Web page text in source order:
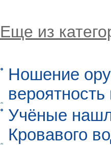
Еще из
Ношение
Учёные
Кровавого